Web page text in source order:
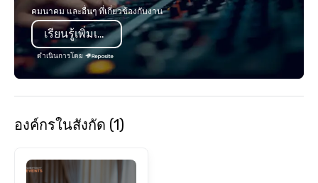
seamless from start to finish. We are
also a certified WOSB.
melody reimagined
Event: We don’t just
คมนาคม และอื่นๆ ที่เกี่ยวข้องกับงาน
เรียนรู้เพิ่มเติม
ดำเนินการโดย
องค์กรในสังกัด (1)